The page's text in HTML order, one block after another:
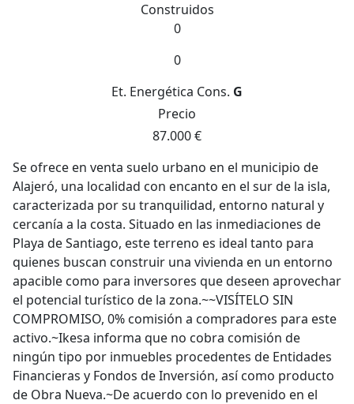
Construidos
0
0
Et. Energética Cons. G
Precio
87.000 €
Se ofrece en venta suelo urbano en el municipio de
Alajeró, una localidad con encanto en el sur de la isla,
caracterizada por su tranquilidad, entorno natural y
cercanía a la costa. Situado en las inmediaciones de
Playa de Santiago, este terreno es ideal tanto para
quienes buscan construir una vivienda en un entorno
apacible como para inversores que deseen aprovechar
el potencial turístico de la zona.~~VISÍTELO SIN
COMPROMISO, 0% comisión a compradores para este
activo.~Ikesa informa que no cobra comisión de
ningún tipo por inmuebles procedentes de Entidades
Financieras y Fondos de Inversión, así como producto
de Obra Nueva.~De acuerdo con lo prevenido en el